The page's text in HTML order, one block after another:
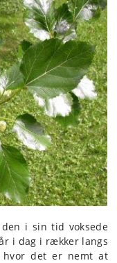
i sin tid voksede
i dag i rækker langs
hvor det er nemt at